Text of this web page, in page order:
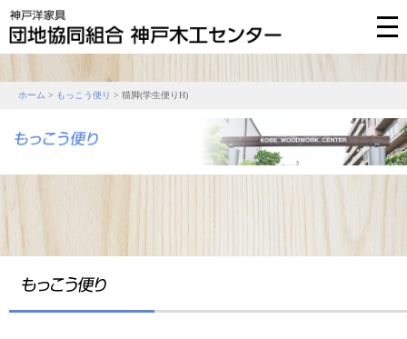
ホーム > もっこう便り > 猫脚(学生便りH)